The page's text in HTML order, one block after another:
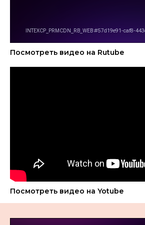
Посмотреть видео на Rutube
Посмотреть видео на Yotube